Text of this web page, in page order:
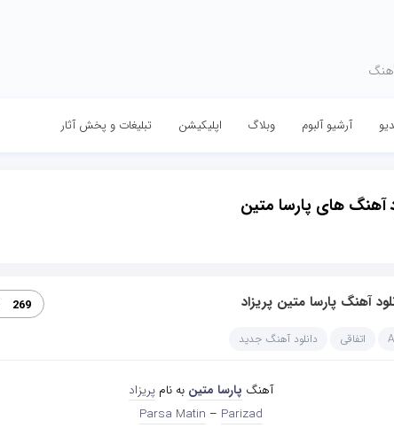
آرشیو آلبوم وبلاگ اپلیکیشن تبلیغات و پخش آثار
آهنگ های پارسا متین
آهنگ پارسا متین پریزاد 269
اتفاقی دانلود آهنگ جدید
آهنگ پارسا متین به نامپریزاد
Parsa Matin – Parizad